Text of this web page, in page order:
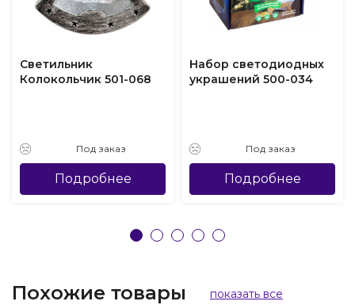
Светильник
Колокольчик 501-068
Под заказ
Подробнее
Набор светодиодных
украшений 500-034
Под заказ
Подробнее
Похожие товары показать все